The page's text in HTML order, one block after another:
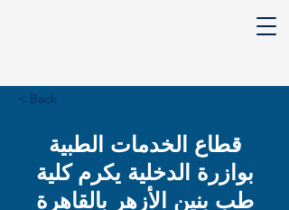
< Back
قطاع الخدمات الطبية
بوازرة الدخلية يكرم كلية
طب بنين الأزهر بالقاهرة